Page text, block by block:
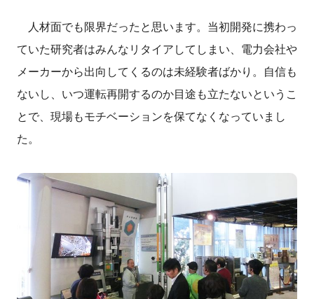
人材面でも限界だったと思います。当初開発に携わっ
ていた研究者はみんなリタイアしてしまい、電力会社や
メーカーから出向してくるのは未経験者ばかり。自信も
ないし、いつ運転再開するのか目途も立たないというこ
とで、現場もモチベーションを保てなくなっていまし
た。